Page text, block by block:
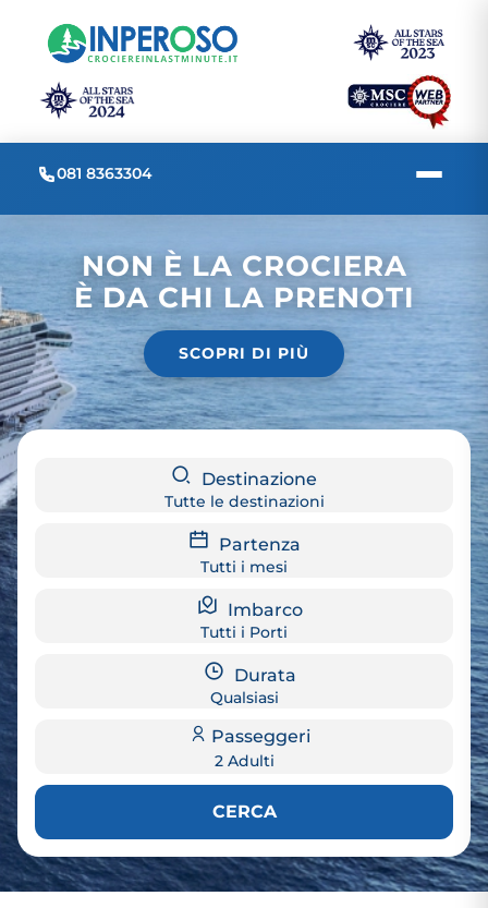
081 8363304
NON È LA CROCIERA
È DA CHI LA PRENOTI
SCOPRI DI PIÙ
Destinazione
Tutte le destinazioni
Partenza
Tutti i mesi
Imbarco
Tutti i Porti
Durata
Qualsiasi
Passeggeri
2 Adulti
CERCA